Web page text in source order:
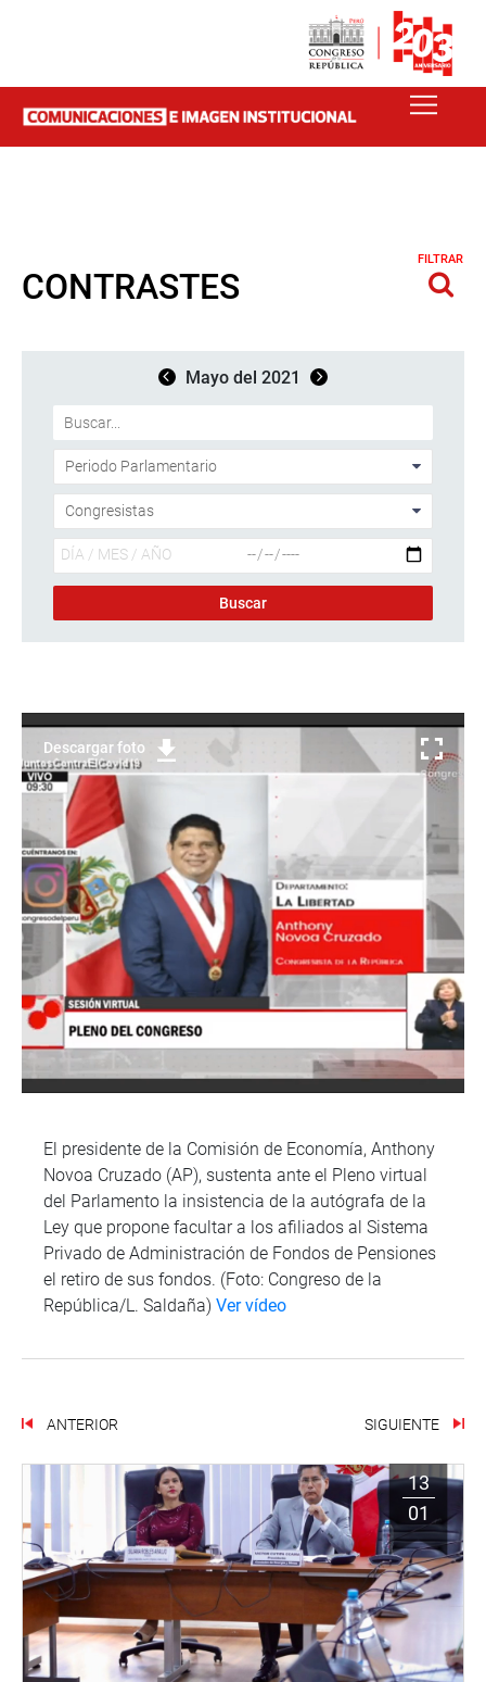
CONTRASTES
FILTRAR
Mayo del 2021
Descargar foto
El presidente de la Comisión de Economía, Anthony
Novoa Cruzado (AP), sustenta ante el Pleno virtual
del Parlamento la insistencia de la autógrafa de la
Ley que propone facultar a los afiliados al Sistema
Privado de Administración de Fondos de Pensiones
el retiro de sus fondos. (Foto: Congreso de la
República/L. Saldaña) Ver vídeo
ANTERIOR SIGUIENTE
13
01